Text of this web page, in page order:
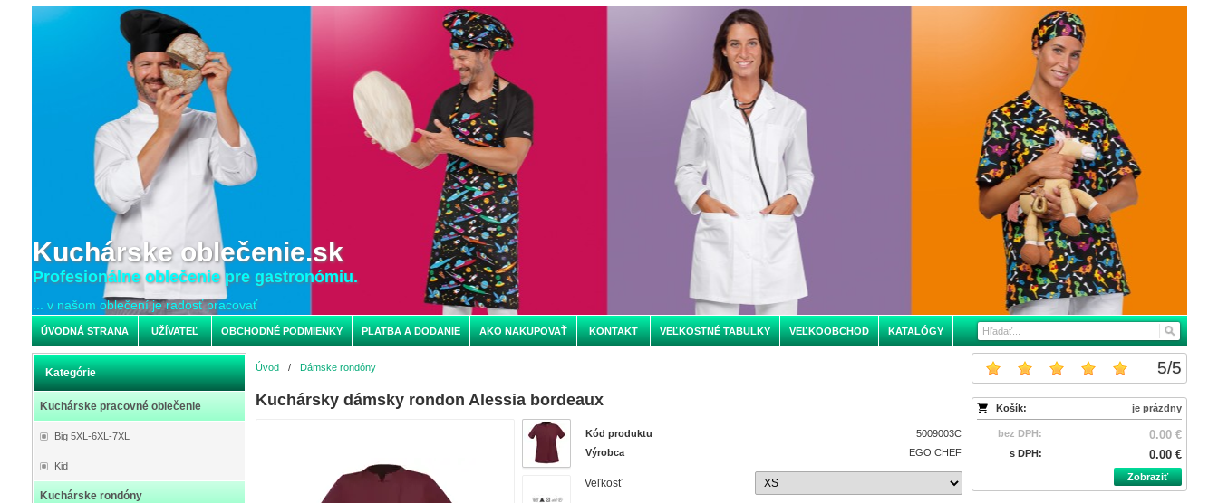
Kuchárske oblečenie.sk
Profesionálne oblečenie pre gastronómiu.
... v našom oblečení je radosť pracovať
ÚVODNÁ STRANA UŽÍVATEĽ OBCHODNÉ PODMIENKY PLATBA A DODANIE AKO NAKUPOVAŤ KONTAKT VEĽKOSTNÉ TABULKY VEĽKOOBCHOD KATALÓGY
Kategórie
Kuchárske pracovné oblečenie
Big 5XL-6XL-7XL
Kid
Kuchárske rondóny
5/5
Košík: je prázdny
bez DPH: 0.00 €
s DPH: 0.00 €
Zobraziť
Úvod / Dámske rondóny
Kuchársky dámsky rondon Alessia bordeaux
Kód produktu
5009003C
Výrobca
EGO CHEF
Veľkosť